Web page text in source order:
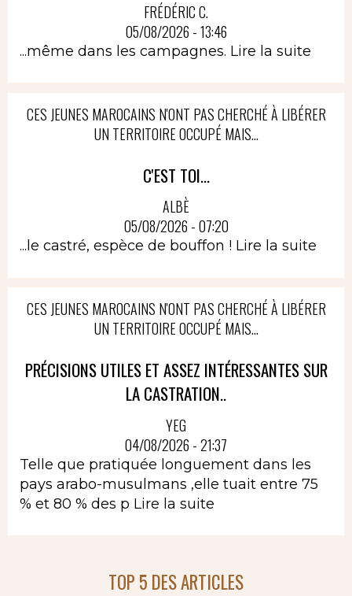
FRÉDÉRIC C.
05/08/2026 - 13:46
...même dans les campagnes. Lire la suite
CES JEUNES MAROCAINS N'ONT PAS CHERCHÉ À LIBÉRER
UN TERRITOIRE OCCUPÉ MAIS...
C'EST TOI...
ALBÈ
05/08/2026 - 07:20
...le castré, espèce de bouffon ! Lire la suite
CES JEUNES MAROCAINS N'ONT PAS CHERCHÉ À LIBÉRER
UN TERRITOIRE OCCUPÉ MAIS...
PRÉCISIONS UTILES ET ASSEZ INTÉRESSANTES SUR
LA CASTRATION..
YEG
04/08/2026 - 21:37
Telle que pratiquée longuement dans les
pays arabo-musulmans ,elle tuait entre 75
% et 80 % des p Lire la suite
TOP 5 DES ARTICLES